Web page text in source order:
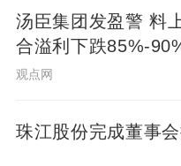
你住房围得水泄不
楼层低了，夏天需
不到的。 楼层高一
油婆，在底层多得
汤臣集团发盈警 料
合溢利下跌85%-
观点网
珠江股份完成董事